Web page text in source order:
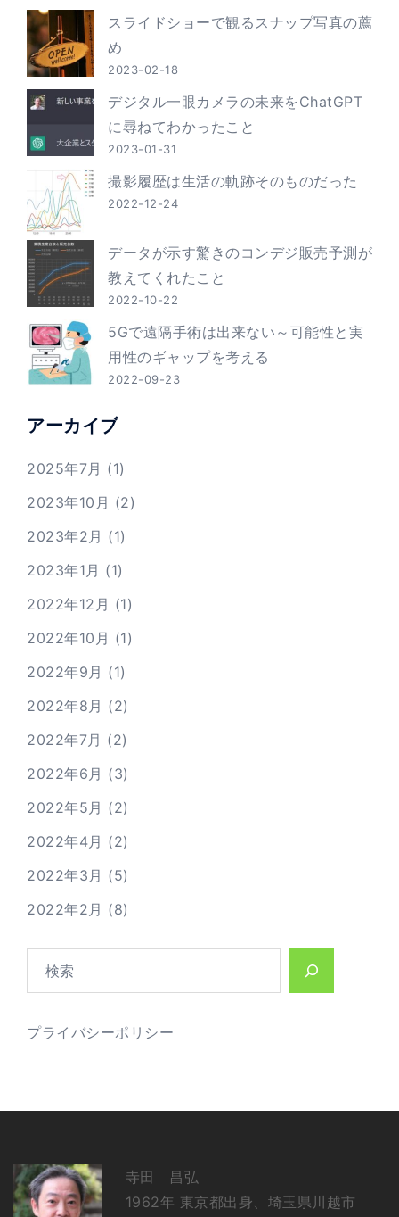
スライドショーで観るスナップ写真の薦
め
2023-02-18
デジタル一眼カメラの未来をChatGPT
に尋ねてわかったこと
2023-01-31
撮影履歴は生活の軌跡そのものだった
2022-12-24
データが示す驚きのコンデジ販売予測が
教えてくれたこと
2022-10-22
5Gで遠隔手術は出来ない～可能性と実
用性のギャップを考える
2022-09-23
アーカイブ
2025年7月 (1)
2023年10月 (2)
2023年2月 (1)
2023年1月 (1)
2022年12月 (1)
2022年10月 (1)
2022年9月 (1)
2022年8月 (2)
2022年7月 (2)
2022年6月 (3)
2022年5月 (2)
2022年4月 (2)
2022年3月 (5)
2022年2月 (8)
プライバシーポリシー
寺田 昌弘
1962年 東京都出身、埼玉県川越市